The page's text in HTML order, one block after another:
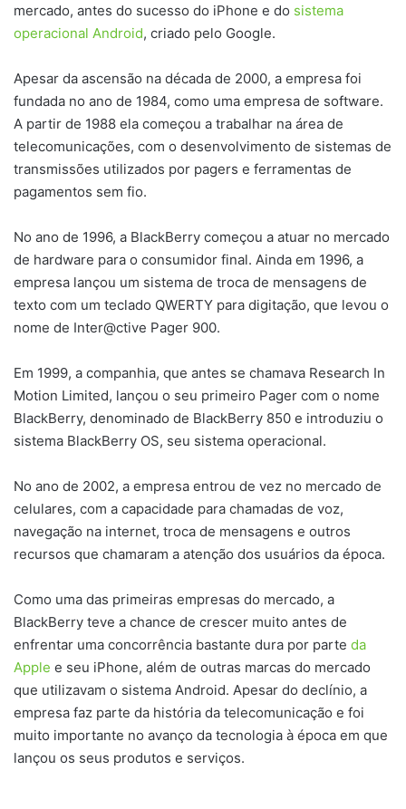
mercado, antes do sucesso do iPhone e do sistema
operacional Android, criado pelo Google.
Apesar da ascensão na década de 2000, a empresa foi
fundada no ano de 1984, como uma empresa de software.
A partir de 1988 ela começou a trabalhar na área de
telecomunicações, com o desenvolvimento de sistemas de
transmissões utilizados por pagers e ferramentas de
pagamentos sem fio.
No ano de 1996, a BlackBerry começou a atuar no mercado
de hardware para o consumidor final. Ainda em 1996, a
empresa lançou um sistema de troca de mensagens de
texto com um teclado QWERTY para digitação, que levou o
nome de Inter@ctive Pager 900.
Em 1999, a companhia, que antes se chamava Research In
Motion Limited, lançou o seu primeiro Pager com o nome
BlackBerry, denominado de BlackBerry 850 e introduziu o
sistema BlackBerry OS, seu sistema operacional.
No ano de 2002, a empresa entrou de vez no mercado de
celulares, com a capacidade para chamadas de voz,
navegação na internet, troca de mensagens e outros
recursos que chamaram a atenção dos usuários da época.
Como uma das primeiras empresas do mercado, a
BlackBerry teve a chance de crescer muito antes de
enfrentar uma concorrência bastante dura por parte da
Apple e seu iPhone, além de outras marcas do mercado
que utilizavam o sistema Android. Apesar do declínio, a
empresa faz parte da história da telecomunicação e foi
muito importante no avanço da tecnologia à época em que
lançou os seus produtos e serviços.